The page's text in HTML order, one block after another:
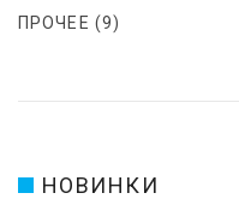
ПРОЧЕЕ (9)
НОВИНКИ